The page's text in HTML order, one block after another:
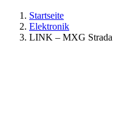
Startseite
Elektronik
LINK – MXG Strada